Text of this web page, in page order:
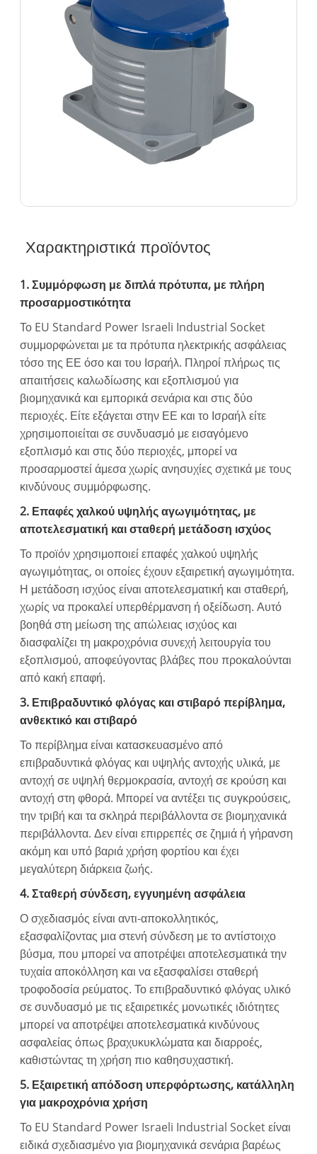
Χαρακτηριστικά προϊόντος
1. Συμμόρφωση με διπλά πρότυπα, με πλήρη
προσαρμοστικότητα
Το EU Standard Power Israeli Industrial Socket
συμμορφώνεται με τα πρότυπα ηλεκτρικής ασφάλειας
τόσο της ΕΕ όσο και του Ισραήλ. Πληροί πλήρως τις
απαιτήσεις καλωδίωσης και εξοπλισμού για
βιομηχανικά και εμπορικά σενάρια και στις δύο
περιοχές. Είτε εξάγεται στην ΕΕ και το Ισραήλ είτε
χρησιμοποιείται σε συνδυασμό με εισαγόμενο
εξοπλισμό και στις δύο περιοχές, μπορεί να
προσαρμοστεί άμεσα χωρίς ανησυχίες σχετικά με τους
κινδύνους συμμόρφωσης.
2. Επαφές χαλκού υψηλής αγωγιμότητας, με
αποτελεσματική και σταθερή μετάδοση ισχύος
Το προϊόν χρησιμοποιεί επαφές χαλκού υψηλής
αγωγιμότητας, οι οποίες έχουν εξαιρετική αγωγιμότητα.
Η μετάδοση ισχύος είναι αποτελεσματική και σταθερή,
χωρίς να προκαλεί υπερθέρμανση ή οξείδωση. Αυτό
βοηθά στη μείωση της απώλειας ισχύος και
διασφαλίζει τη μακροχρόνια συνεχή λειτουργία του
εξοπλισμού, αποφεύγοντας βλάβες που προκαλούνται
από κακή επαφή.
3. Επιβραδυντικό φλόγας και στιβαρό περίβλημα,
ανθεκτικό και στιβαρό
Το περίβλημα είναι κατασκευασμένο από
επιβραδυντικά φλόγας και υψηλής αντοχής υλικά, με
αντοχή σε υψηλή θερμοκρασία, αντοχή σε κρούση και
αντοχή στη φθορά. Μπορεί να αντέξει τις συγκρούσεις,
την τριβή και τα σκληρά περιβάλλοντα σε βιομηχανικά
περιβάλλοντα. Δεν είναι επιρρεπές σε ζημιά ή γήρανση
ακόμη και υπό βαριά χρήση φορτίου και έχει
μεγαλύτερη διάρκεια ζωής.
4. Σταθερή σύνδεση, εγγυημένη ασφάλεια
Ο σχεδιασμός είναι αντι-αποκολλητικός,
εξασφαλίζοντας μια στενή σύνδεση με το αντίστοιχο
βύσμα, που μπορεί να αποτρέψει αποτελεσματικά την
τυχαία αποκόλληση και να εξασφαλίσει σταθερή
τροφοδοσία ρεύματος. Το επιβραδυντικό φλόγας υλικό
σε συνδυασμό με τις εξαιρετικές μονωτικές ιδιότητες
μπορεί να αποτρέψει αποτελεσματικά κινδύνους
ασφαλείας όπως βραχυκυκλώματα και διαρροές,
καθιστώντας τη χρήση πιο καθησυχαστική.
5. Εξαιρετική απόδοση υπερφόρτωσης, κατάλληλη
για μακροχρόνια χρήση
Το EU Standard Power Israeli Industrial Socket είναι
ειδικά σχεδιασμένο για βιομηχανικά σενάρια βαρέως